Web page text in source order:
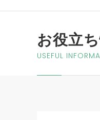
お役立
USEFUL